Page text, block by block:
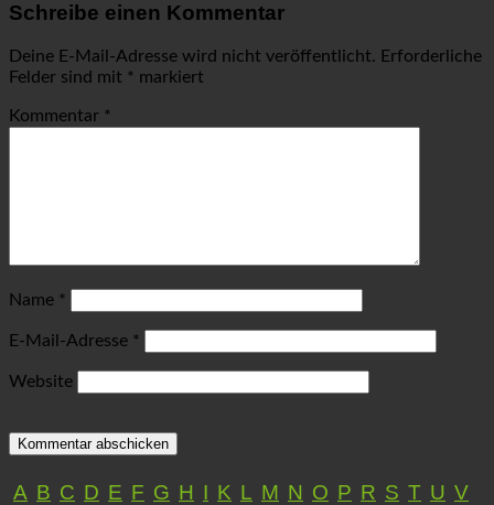
Schreibe einen Kommentar
Deine E-Mail-Adresse wird nicht veröffentlicht. Erforderliche
Felder sind mit * markiert
Kommentar *
Name *
E-Mail-Adresse *
Website
A B C D E F G H I K L M N O P R S T U V